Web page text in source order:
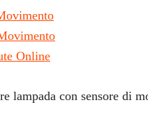
Online
lampada con sensore di